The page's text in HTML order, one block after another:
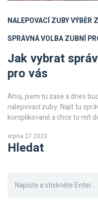
NALEPOVACÍ ZUBYVÝBĚR
SPRÁVNÁ VOLBA ZUBNÍ
Jak vybrat
pro vás
Ahoj, jsem tu zase a dnes
nalepovací zuby. Najít tu
komplikované a chce to mít
v úvahu při rozhodování. A
jak správně pečovat o vaše
srpna 27 2023
Hledat